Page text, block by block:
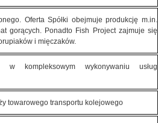
Oferta Spółki obejmuje produkcję m.in.
gorących. Ponadto Fish Project zajmuje się
i mięczaków.
kompleksowym wykonywaniu usług
towarowego transportu kolejowego